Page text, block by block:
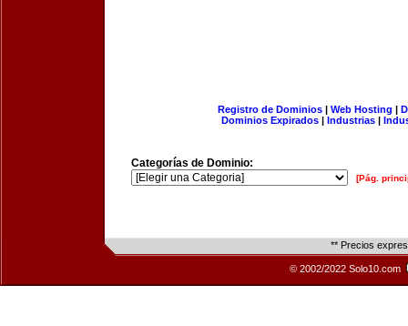
Registro de Dominios| Web Hosting |
Dominios Expirados | Industrias |
Categorías de Dominio:
[Pág.
** Precios
© 2002/2022 Solo10.com